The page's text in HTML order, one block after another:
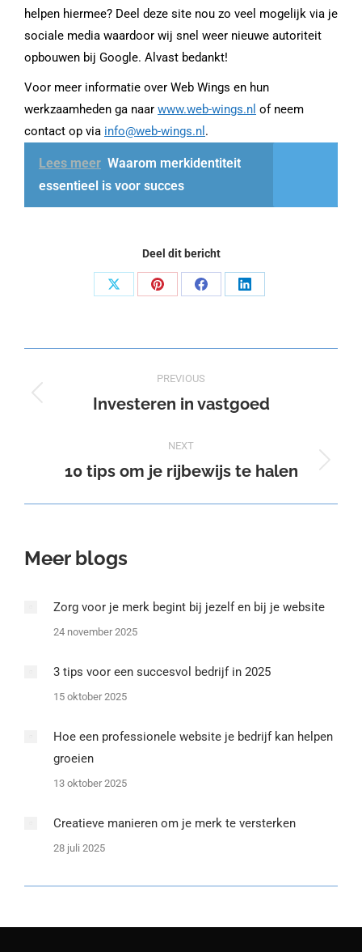
helpen hiermee? Deel deze site nou zo veel mogelijk via je
sociale media waardoor wij snel weer nieuwe autoriteit
opbouwen bij Google. Alvast bedankt!
Voor meer informatie over Web Wings en hun
werkzaamheden ga naar www.web-wings.nl of neem
contact op via info@web-wings.nl .
Lees meer Waarom merkidentiteit
essentieel is voor succes
Deel dit bericht
Share
Share
Share
Share
navigation
PREVIOUS
Previous
Investeren in vastgoed
NEXT
Next
10 tips om je rijbewijs te halen
Meer blogs
Zorg voor je merk begint bij jezelf en bij je website
24 november 2025
3 tips voor een succesvol bedrijf in 2025
15 oktober 2025
Hoe een professionele website je bedrijf kan helpen
groeien
13 oktober 2025
Creatieve manieren om je merk te versterken
28 juli 2025